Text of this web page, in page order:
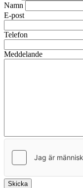
Namn
E-post
Telefon
Meddelande
Skicka